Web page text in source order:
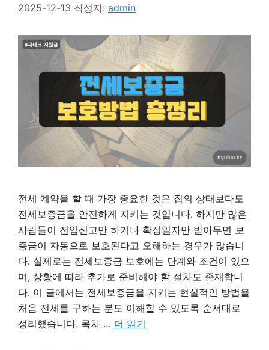
2025-12-13 작성자: admin
전세 계약을 할 때 가장 중요한 것은 집의 상태보다도
전세보증금을 안전하게 지키는 것입니다. 하지만 많은
사람들이 전입신고만 하거나 확정일자만 받아두면 보
증금이 자동으로 보호된다고 오해하는 경우가 많습니
다. 실제로는 전세보증금 보호에는 단계와 조건이 있으
며, 상황에 따라 추가로 준비해야 할 절차도 존재합니
다. 이 글에서는 전세보증금을 지키는 현실적인 방법을
처음 전세를 구하는 분도 이해할 수 있도록 순서대로
정리했습니다. 목차 … 더 읽기